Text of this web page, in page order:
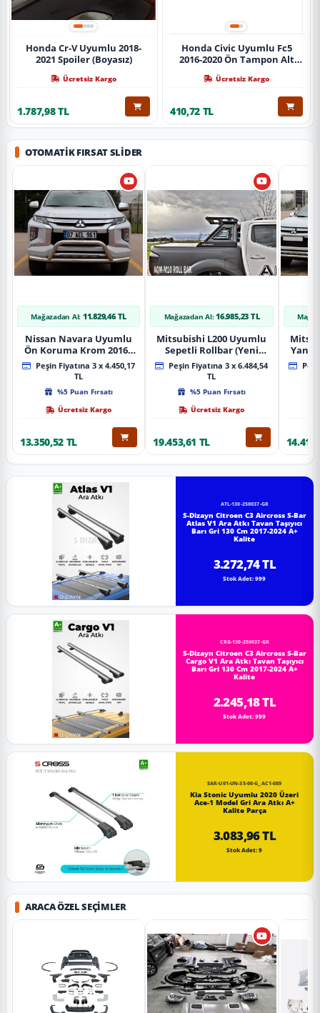
Honda Cr-V Uyumlu 2018-
2021 Spoiler (Boyasız)
Ücretsiz Kargo
1.787,98 TL
Honda Civic Uyumlu Fc5
2016-2020 Ön Tampon Alt
Ücretsiz Kargo
410,72 TL
OTOMATIK FIRSAT SLIDER
Mağazadan Al: 11.829,46 TL
Nissan Navara Uyumlu
Ön Koruma Krom 2016+
Pst14 Parça
Peşin Fiyatına 3 x 4.450,17
TL
%5 Puan Fırsatı
Ücretsiz Kargo
13.350,52 TL
Mağazadan Al: 16.985,23 TL
Mitsubishi L200 Uyumlu
Sepetli Rollbar (Yeni
Nesil Sepetli Roll Bar
Aqm-M10)
Peşin Fiyatına 3 x 6.484,54
TL
%5 Puan Fırsatı
Ücretsiz Kargo
19.453,61 TL
Yan
ATL-130-250037-GR
S-Dizayn Citroen C3 Aircross S-Bar
Atlas V1 Ara Atkı Tavan Taşıyıcı
Barı Gri 130 Cm 2017-2024 A+
Kalite
3.272,74 TL
Stok Adet: 999
CRG-130-250037-GR
S-Dizayn Citroen C3 Aircross S-Bar
Cargo V1 Ara Atkı Tavan Taşıyıcı
Barı Gri 130 Cm 2017-2024 A+
Kalite
2.245,18 TL
Stok Adet: 999
SAR-U01-UN-35-00-G_AC1-089
Kia Stonic Uyumlu 2020 Üzeri
Ace-1 Model Gri Ara Atkı A+
Kalite Parça
3.083,96 TL
Stok Adet: 9
ARACA ÖZEL SEÇIMLER